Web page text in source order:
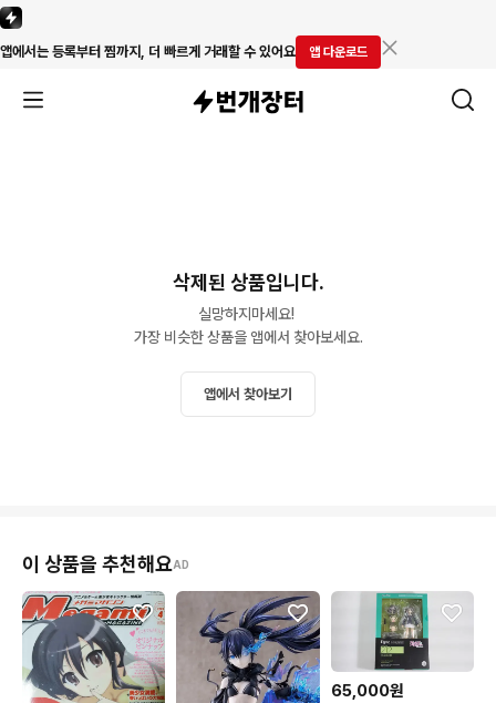
앱에서는 등록부터 찜까지, 더 빠르게 거래할 수 있어요 앱 다운로드
삭제된 상품입니다.
실망하지마세요!
가장 비슷한 상품을 앱에서 찾아보세요.
앱에서 찾아보기
이 상품을 추천해요AD
65,000원